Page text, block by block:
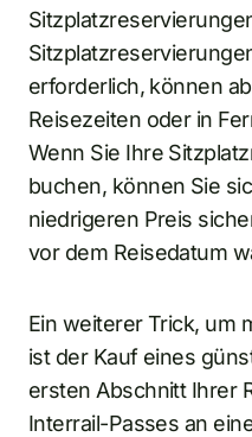
erforderlich, können
Reisezeiten oder in
Wenn Sie Ihre
buchen, können Sie
niedrigeren Preis
vor dem Reisedatum
Ein weiterer Trick, um
ist der Kauf eines
ersten Abschnitt Ihrer
Interrail-Passes an